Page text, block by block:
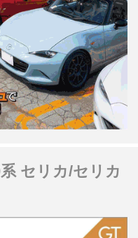
セリカ/セリカ